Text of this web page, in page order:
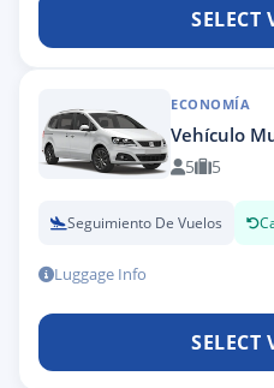
SELECT
ECONOMÍA
Vehículo
5 5
Seguimiento De Vuelos
Luggage Info
SELECT